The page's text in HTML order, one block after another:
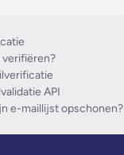
verifiëren?
API
e-maillijst opschonen?